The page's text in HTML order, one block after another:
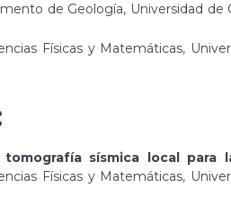
de Geología, Universidad de
Físicas y Matemáticas,
sísmica local para
Físicas y Matemáticas,